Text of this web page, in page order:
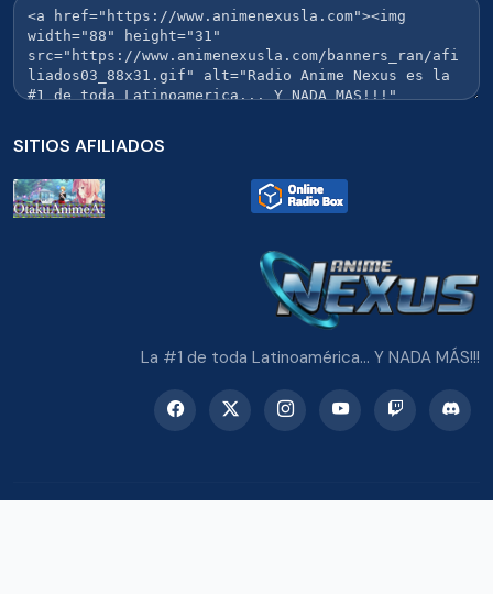
SITIOS AFILIADOS
La #1 de toda Latinoamérica... Y NADA MÁS!!!